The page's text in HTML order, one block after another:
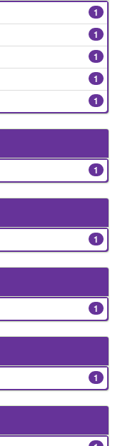
1
1
1
1
1
1
1
1
1